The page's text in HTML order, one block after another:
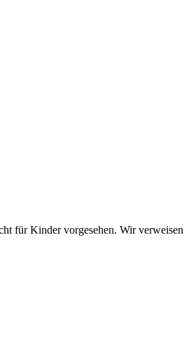
für Kinder vorgesehen. Wir verweisen